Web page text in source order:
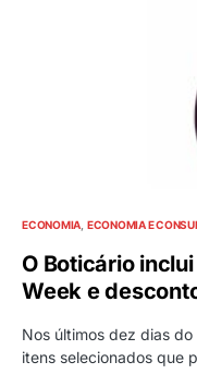
ECONOMIA ECONOMIA E
O Boticário
Week e
Nos últimos dez dias
itens selecionados que